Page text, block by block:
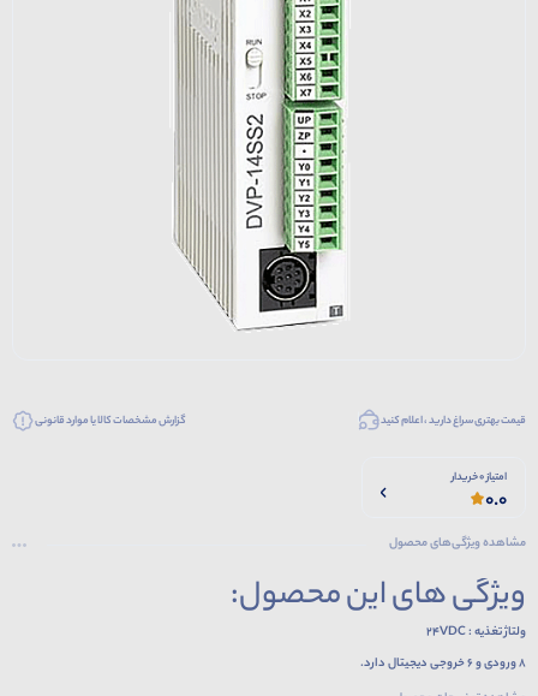
قیمت بهتری سراغ دارید ، اعلام کنید گزارش مشخصات کالا یا موارد قانونی
امتیاز 0 خریدار
0.0
مشاهده ویژگی‌های محصول
ویژگی های این محصول:
ولتاژ تغذیه : 24VDC
8 ورودی و 6 خروجی دیجیتال دارد.